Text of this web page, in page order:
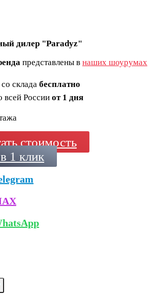
дилер "Paradyz"
представлены в наших шоурумах
склада бесплатно
всей России от 1 дня
стоимость
1 клик